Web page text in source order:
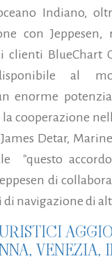
Indiano,
con
clienti BlueChart
al
enorme
cooperazione
Detar,
"questo
di
navigazione di
VENEZIA,